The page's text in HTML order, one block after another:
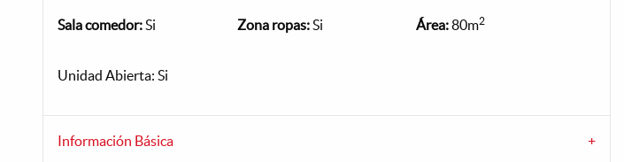
Sala comedor:Si Zona ropas:Si Área:80m2
Unidad Abierta: Si
Información Básica